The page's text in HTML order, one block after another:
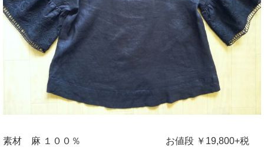
素材 麻 １００％ お値段 ￥19,800+税